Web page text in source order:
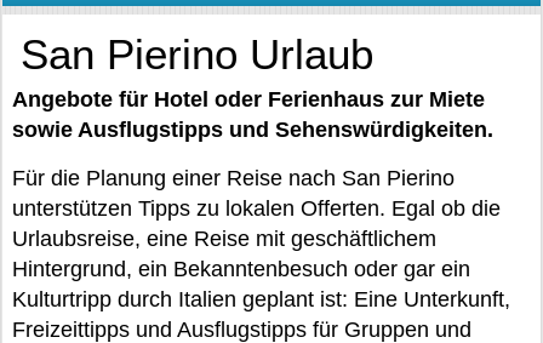
San Pierino Urlaub
Angebote für Hotel oder Ferienhaus zur Miete
sowie Ausflugstipps und Sehenswürdigkeiten.
Für die Planung einer Reise nach San Pierino
unterstützen Tipps zu lokalen Offerten. Egal ob die
Urlaubsreise, eine Reise mit geschäftlichem
Hintergrund, ein Bekanntenbesuch oder gar ein
Kulturtripp durch Italien geplant ist: Eine Unterkunft,
Freizeittipps und Ausflugstipps für Gruppen und